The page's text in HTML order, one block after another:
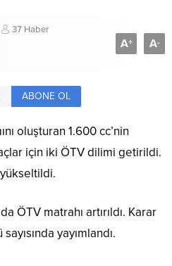
37 Haber
A+ A-
ABONE OL
oluşturan 1.600 cc’nin
için iki ÖTV dilimi getirildi.
ÖTV matrahı artırıldı. Karar
yayımlandı.